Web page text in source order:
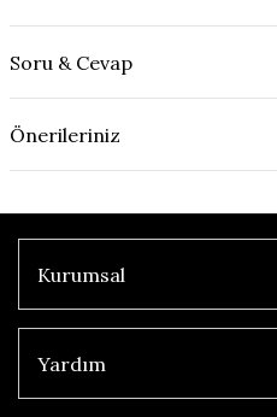
Soru & Cevap
Önerileriniz
Kurumsal
Yardım